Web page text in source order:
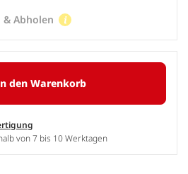
den Warenkorb
von 7 bis 10 Werktagen
& Abholen